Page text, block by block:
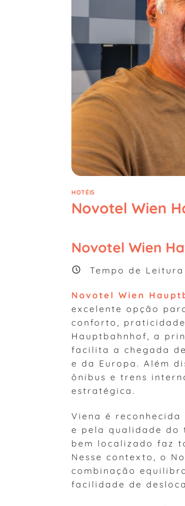
HOTÉIS
Novotel Wien
Novotel Wien
Tempo de Leitura
Novotel Wien
excelente opção
conforto,
Hauptbahnhof, a
facilita a chegada
e da Europa. Além
ônibus e trens
estratégica.
Viena é
e pela qualidade do
bem localizado faz
Nesse contexto, o
combinação
facilidade de